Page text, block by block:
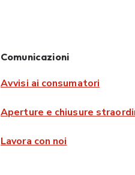
Comunicazioni
Avvisi ai consumatori
Aperture e chiusure
Lavora con noi